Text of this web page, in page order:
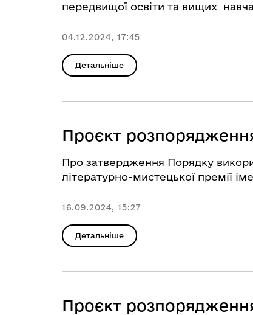
передвищої освіти та вищих
04.12.2024, 17:45
Детальніше
Проєкт
Про затвердження Порядку
літературно-мистецької премії
16.09.2024, 15:27
Детальніше
Проєкт